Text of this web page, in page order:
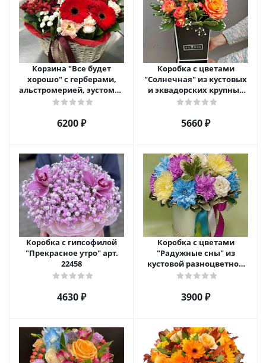
Корзина "Все будет
хорошо" с герберами,
альстромерией, эустомой
и хризантемой арт. 22461
6200 ₽
Коробка с цветами
"Солнечная" из кустовых
и эквадорских крупных
роз с гипсофилой арт.
5660 ₽
Коробка с гипсофилой
"Прекрасное утро" арт.
22458
4630 ₽
Коробка с цветами
"Радужные сны" из
кустовой разноцветной
хризантемы арт. 22457
3900 ₽